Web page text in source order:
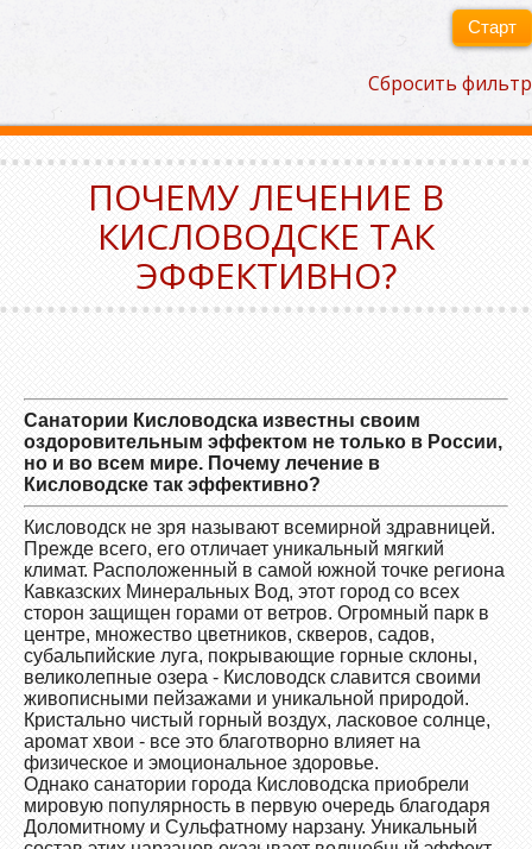
Старт
Сбросить фильтр
ПОЧЕМУ ЛЕЧЕНИЕ В
КИСЛОВОДСКЕ ТАК
ЭФФЕКТИВНО?
Санатории Кисловодска известны своим
оздоровительным эффектом не только в России,
но и во всем мире. Почему лечение в
Кисловодске так эффективно?
Кисловодск не зря называют всемирной здравницей.
Прежде всего, его отличает уникальный мягкий
климат. Расположенный в самой южной точке региона
Кавказских Минеральных Вод, этот город со всех
сторон защищен горами от ветров. Огромный парк в
центре, множество цветников, скверов, садов,
субальпийские луга, покрывающие горные склоны,
великолепные озера - Кисловодск славится своими
живописными пейзажами и уникальной природой.
Кристально чистый горный воздух, ласковое солнце,
аромат хвои - все это благотворно влияет на
физическое и эмоциональное здоровье.
Однако санатории города Кисловодска приобрели
мировую популярность в первую очередь благодаря
Доломитному и Сульфатному нарзану. Уникальный